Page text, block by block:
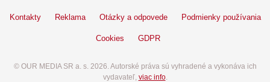
Kontakty Reklama Otázky a odpovede Podmienky používania
Cookies GDPR
© OUR MEDIA SR a. s. 2026. Autorské práva sú vyhradené a vykonáva ich
vydavateľ, viac info.